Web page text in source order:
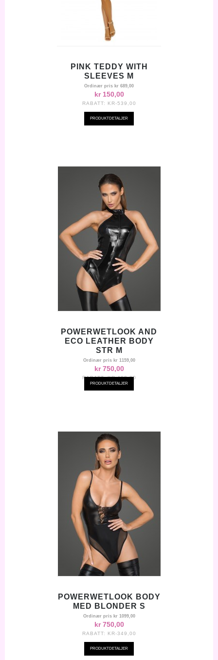
PINK TEDDY WITH
SLEEVES M
Ordinær pris kr 689,00
kr 150,00
RABATT: KR-539,00
PRODUKTDETALJER
POWERWETLOOK AND
ECO LEATHER BODY
STR M
Ordinær pris kr 1159,00
kr 750,00
RABATT:KR-409,00
PRODUKTDETALJER
POWERWETLOOK BODY
MED BLONDER S
Ordinær pris kr 1099,00
kr 750,00
RABATT: KR-349,00
PRODUKTDETALJER